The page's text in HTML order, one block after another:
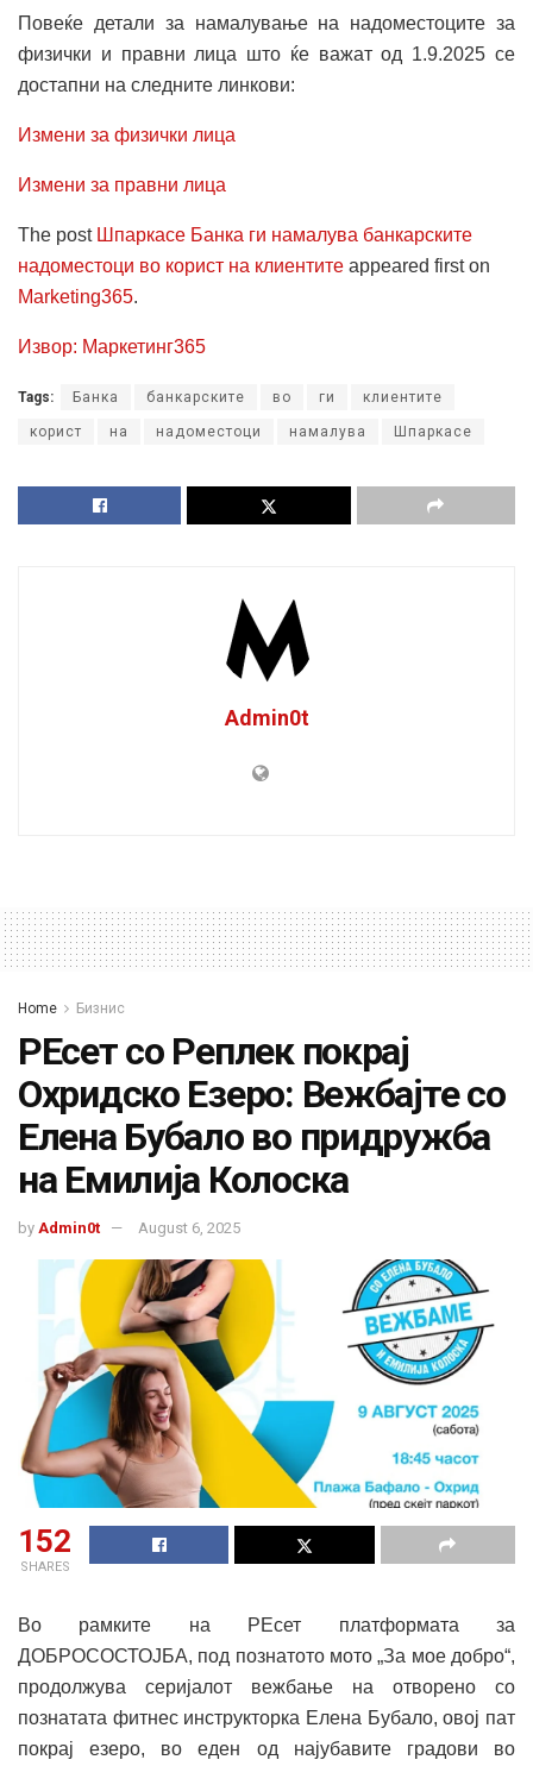
Повеќе детали за намалување на надоместоците за
физички и правни лица што ќе важат од 1.9.2025 се
достапни на следните линкови:
Измени за физички лица
Измени за правни лица
The post Шпаркасе Банка ги намалува банкарските
надоместоци во корист на клиентите appeared first on
Marketing365.
Извор: Маркетинг365
Tags: Банка банкарските во ги клиентите
корист на надоместоци намалува Шпаркасе
Admin0t
Home Бизнис
РЕсет со Реплек покрај
Охридско Eзеро: Вежбајте со
Елена Бубало во придружба
на Емилија Колоска
by Admin0t August 6, 2025
152
SHARES
Во рамките на РЕсет платформата за
ДОБРОСОСТОЈБА, под познатото мото „За мое добро“,
продолжува серијалот вежбање на отворено со
познатата фитнес инструкторка Елена Бубало, овој пат
покрај езеро, во еден од најубавите градови во